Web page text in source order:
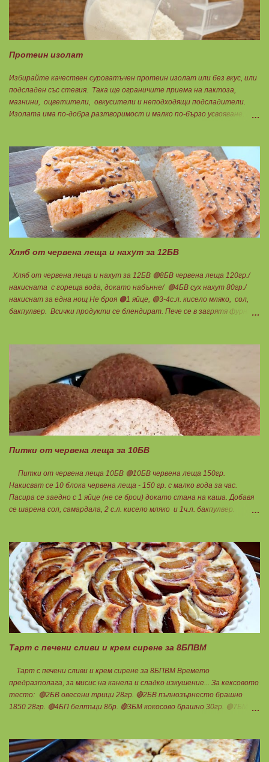
Протеин изолат
Избирайте качествен суроватъчен протеин изолат или без вкус, или
подсладен със стевия. Така ще ограничите приема на лактоза,
мазнини, оцветители, овкусители и неподходящи подсладители.
Изолата има по-добра разтворимост и малко по-бързо усвояване.
филтрация при качествените продукти отстранява млечната захар
и по този начин се избягват проблемите със алергии, задържане на
вода, подуване на стомаха, диария или друг тип дискомфорт.
Хляб от червена леща и нахут за 12БВ
Хляб от червена леща и нахут за 12БВ 🟢8БВ червена леща 120гр./
накисната с гореща вода, докато набънне/ 🟢4БВ сух нахут 80гр./
накиснат за една нощ Не броя 🟠1 яйце, 🟢3-4с.л. кисело мляко, сол,
бакпулвер. Всички продукти се блендират. Пече се в загрятя фурна
Питки от червена леща за 10БВ
Питки от червена леща 10БВ 🟢10БВ червена леща 150гр.
Накисват се 10 блока червена леща - 150 гр. с малко вода за час.
Пасира се заедно с 1 яйце (не се брои) докато стана на каша. Добавя
се шарена сол, самардала, 2 с.л. кисело мляко и 1ч.л. бакпулвер.
влажни ръце се оформят 10 еднакви топчета. Пече се в добре
загрята фурна на 200 градуса за 35-40 мин. Всяка питка е 1 блок
въглехидрат. Нека да ни е вкусно заедно! Споделено от Петя Чанева
Тарт с печени сливи и крем сирене за 8БПВМ
Тарт с печени сливи и крем сирене за 8БПВМ Времето
предразполага, за мисис на канела и сладко изкушение... За кексовото
тесто: 🟢2БВ овесени трици 28гр. 🔴2БВ пълнозърнесто брашно
1850 28гр. 🟢4БП белтъци 8бр. 🔴3БМ кокосово брашно 30гр. 🟢7БМ
добре и се оставя на страна да набъбне. За чийз крема: 🟢3БП
обезмаслено крем сирене Кауфланд 200гр. + 1 равна с.л скир 🟠1БП